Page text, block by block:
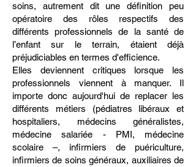
soins, autrement dit une définition peu
opératoire des rôles respectifs des
différents professionnels de la santé de
l’enfant sur le terrain, étaient déjà
préjudiciables en termes d'efficience.
Elles deviennent critiques lorsque les
professionnels viennent à manquer. Il
importe donc aujourd'hui de replacer les
différents métiers (pédiatres libéraux et
hospitaliers, médecins généralistes,
médecine salariée - PMI, médecine
scolaire –, infirmiers de puériculture,
infirmiers de soins généraux, auxiliaires de